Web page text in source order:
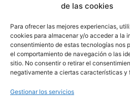
de las cookies
Para ofrecer las mejores experiencias,
cookies para almacenar y/o acceder a la
consentimiento de estas tecnologías nos
el comportamiento de navegación o las
sitio. No consentir o retirar el
negativamente a ciertas características y
Gestionar los servicios